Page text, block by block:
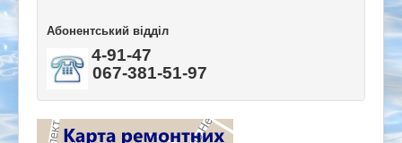
Абонентський відділ
4-91-47
067-381-51-97